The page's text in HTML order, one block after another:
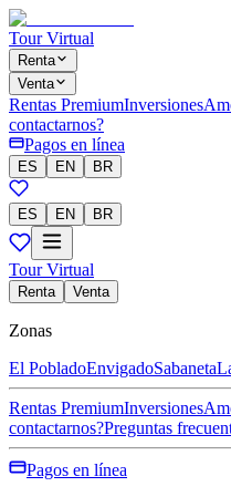
Tour Virtual
Renta
Venta
Rentas PremiumInversiones
contactarnos?
Pagos en línea
ES EN BR
ES EN BR
Tour Virtual
Renta Venta
Zonas
El PobladoEnvigadoSabaneta
Rentas PremiumInversiones
contactarnos?Preguntas
Pagos en línea